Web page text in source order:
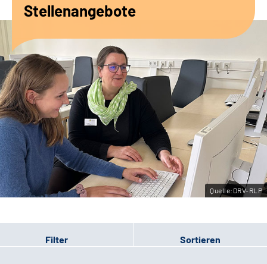
Karriere
Beratungsstellen &
Zuweisende
Suche
Leichte Sprache
Gebärdensprache
Stellenangebote
Quelle:DRV-RLP
Filter Sortieren